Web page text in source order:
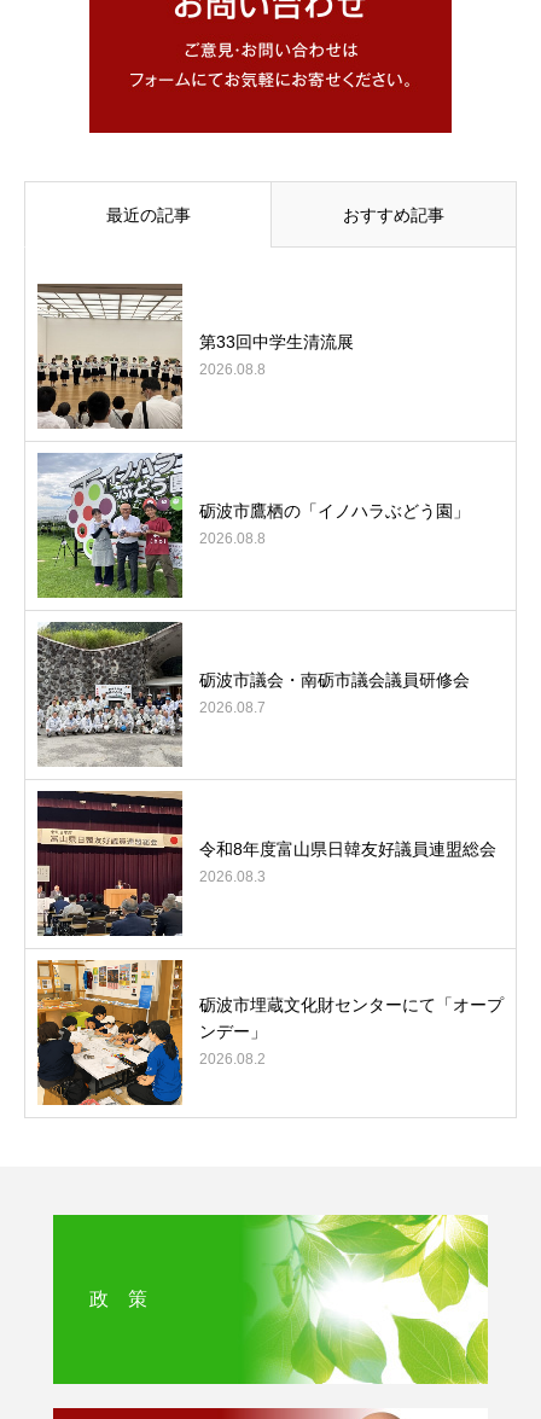
最近の記事 おすすめ記事
第33回中学生清流展
2026.08.8
砺波市鷹栖の「イノハラぶどう園」
2026.08.8
砺波市議会・南砺市議会議員研修会
2026.08.7
令和8年度富山県日韓友好議員連盟総会
2026.08.3
砺波市埋蔵文化財センターにて「オープ
ンデー」
2026.08.2
政 策